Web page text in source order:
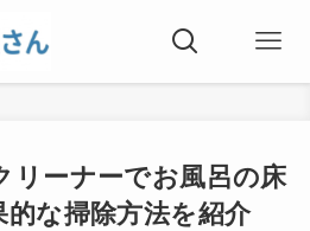
リーナーでお風呂の床
的な掃除方法を紹介